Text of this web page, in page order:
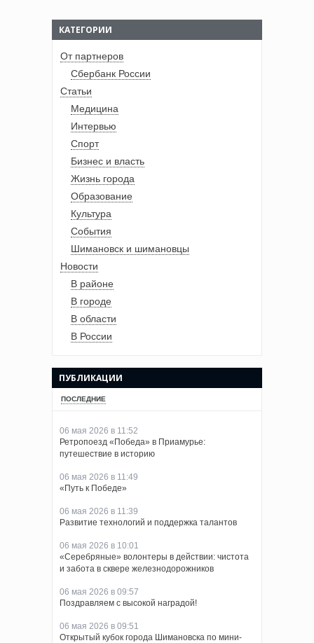
КАТЕГОРИИ
От партнеров
Сбербанк России
Статьи
Медицина
Интервью
Спорт
Бизнес и власть
Жизнь города
Образование
Культура
События
Шимановск и шимановцы
Новости
В районе
В городе
В области
В России
ПУБЛИКАЦИИ
ПОСЛЕДНИЕ
06 мая 2026 в 11:52
Ретропоезд «Победа» в Приамурье:
путешествие в историю
06 мая 2026 в 11:49
«Путь к Победе»
06 мая 2026 в 11:39
Развитие технологий и поддержка талантов
06 мая 2026 в 10:01
«Серебряные» волонтеры в действии: чистота
и забота в сквере железнодорожников
06 мая 2026 в 09:57
Поздравляем с высокой наградой!
06 мая 2026 в 09:51
Открытый кубок города Шимановска по мини-